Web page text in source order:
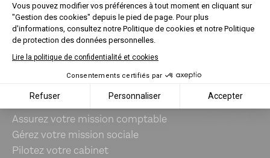
Vous pouvez modifier vos préférences à tout moment en cliquant sur
"Gestion des cookies" depuis le pied de page. Pour plus
d'informations, consultez notre Politique de cookies et notre Politique
de protection des données personnelles.
Lire la politique de confidentialité et cookies
Consentements certifiés par
Refuser Personnaliser Accepter
Égalité femmes-hommes
Infos pratiques
Une question ?
Cabinet comptable
Assurez votre mission comptable
Gérez votre mission sociale
Pilotez votre cabinet